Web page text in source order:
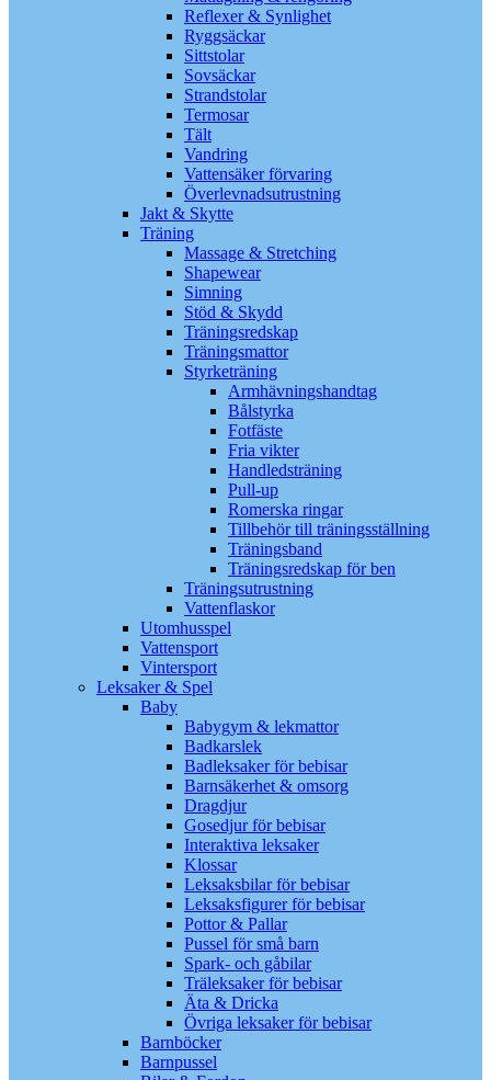
Reflexer & Synlighet
Ryggsäckar
Sittstolar
Sovsäckar
Strandstolar
Termosar
Tält
Vandring
Vattensäker förvaring
Överlevnadsutrustning
Jakt & Skytte
Träning
Massage & Stretching
Shapewear
Simning
Stöd & Skydd
Träningsredskap
Träningsmattor
Styrketräning
Armhävningshandtag
Bålstyrka
Fotfäste
Fria vikter
Handledsträning
Pull-up
Romerska ringar
Tillbehör till träningsställning
Träningsband
Träningsredskap för ben
Träningsutrustning
Vattenflaskor
Utomhusspel
Vattensport
Vintersport
Leksaker & Spel
Baby
Babygym & lekmattor
Badkarslek
Badleksaker för bebisar
Barnsäkerhet & omsorg
Dragdjur
Gosedjur för bebisar
Interaktiva leksaker
Klossar
Leksaksbilar för bebisar
Leksaksfigurer för bebisar
Pottor & Pallar
Pussel för små barn
Spark- och gåbilar
Träleksaker för bebisar
Äta & Dricka
Övriga leksaker för bebisar
Barnböcker
Barnpussel